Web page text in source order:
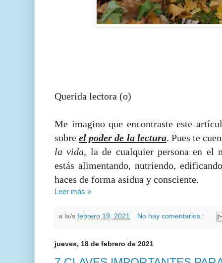
Querida lectora (o)
Me imagino que encontraste este
sobreel poder de la lectura. Pues te
la vida, la de cualquier persona en el
estás alimentando, nutriendo,
haces de forma asidua y consciente.
Leer más »
a la/s febrero 19, 2021 No hay comentarios.:
jueves, 18 de febrero de 2021